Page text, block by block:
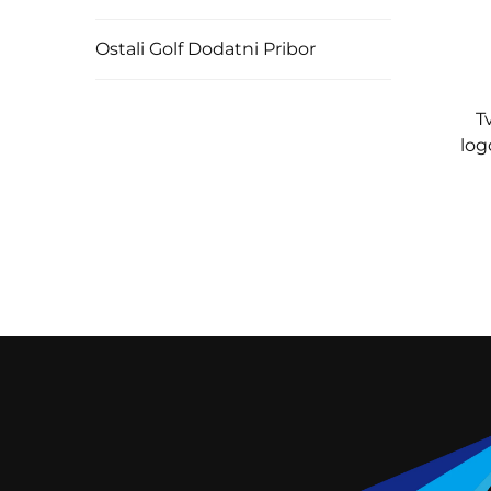
Ostali Golf Dodatni Pribor